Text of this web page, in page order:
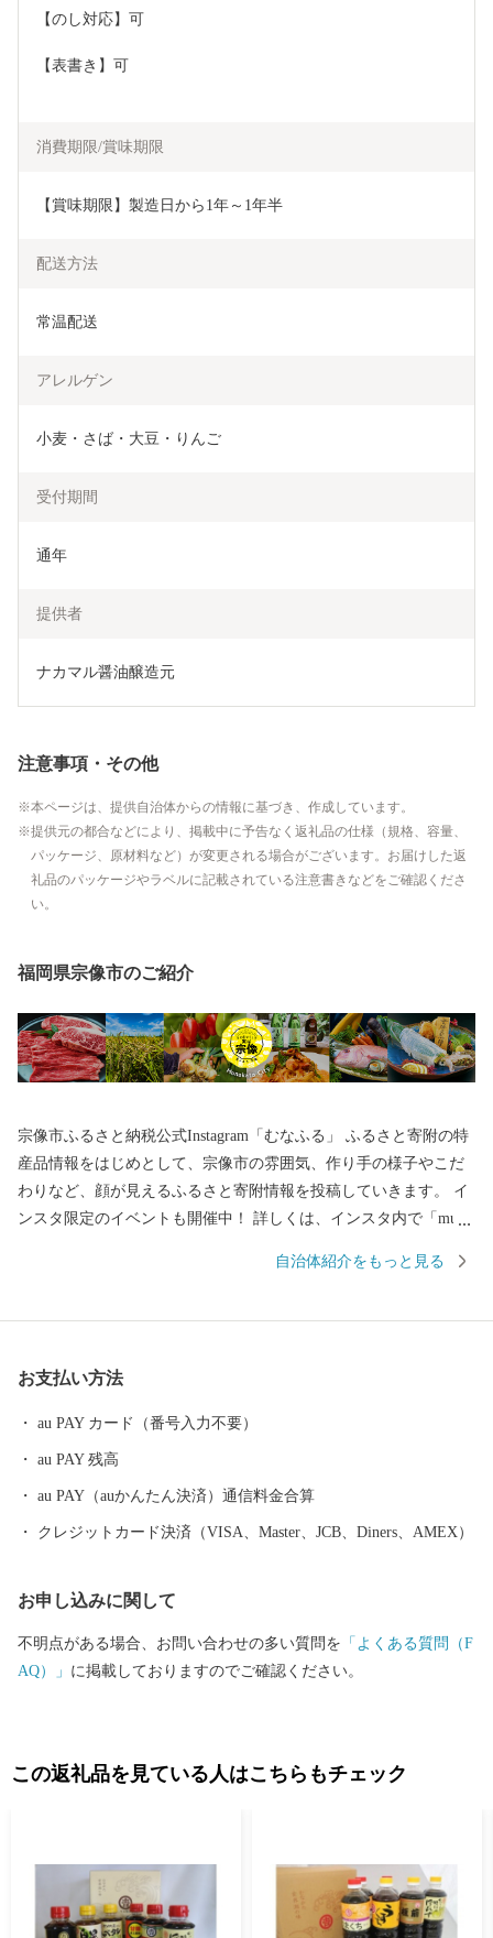
【のし対応】可
【表書き】可
消費期限/賞味期限
【賞味期限】製造日から1年～1年半
配送方法
常温配送
アレルゲン
小麦・さば・大豆・りんご
受付期間
通年
提供者
ナカマル醤油醸造元
注意事項・その他
本ページは、提供自治体からの情報に基づき、作成しています。
提供元の都合などにより、掲載中に予告なく返礼品の仕様（規格、容量、
パッケージ、原材料など）が変更される場合がございます。お届けした返
礼品のパッケージやラベルに記載されている注意書きなどをご確認くださ
い。
福岡県宗像市のご紹介
宗像市ふるさと納税公式Instagram「むなふる」 ふるさと寄附の特
産品情報をはじめとして、宗像市の雰囲気、作り手の様子やこだ
わりなど、顔が見えるふるさと寄附情報を投稿していきます。 イ
ンスタ限定のイベントも開催中！ 詳しくは、インスタ内で「muna
自治体紹介をもっと見る
お支払い方法
au PAY カード（番号入力不要）
au PAY 残高
au PAY（auかんたん決済）通信料金合算
クレジットカード決済（VISA、Master、JCB、Diners、AMEX）
お申し込みに関して
不明点がある場合、お問い合わせの多い質問を 「よくある質問（F
AQ）」 に掲載しておりますのでご確認ください。
この返礼品を見ている人はこちらもチェック